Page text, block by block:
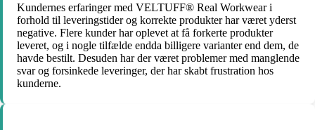
Kundernes erfaringer med VELTUFF® Real Workwear i
forhold til leveringstider og korrekte produkter har været yderst
negative. Flere kunder har oplevet at få forkerte produkter
leveret, og i nogle tilfælde endda billigere varianter end dem, de
havde bestilt. Desuden har der været problemer med manglende
svar og forsinkede leveringer, der har skabt frustration hos
kunderne.